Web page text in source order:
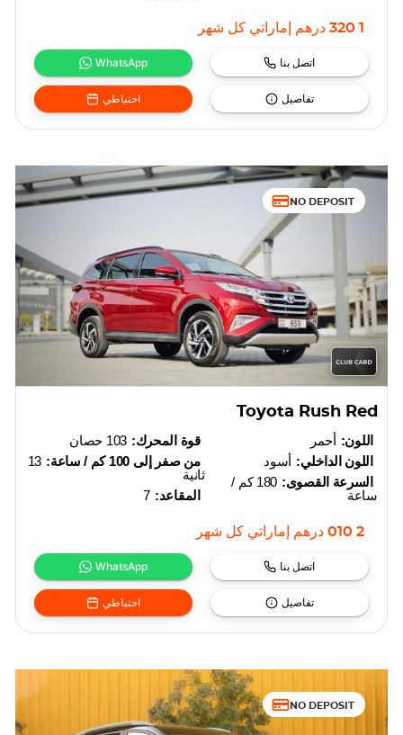
1 320 درهم إماراتي كل شهر
WhatsApp اتصل بنا
احتياطي تفاصيل
NO DEPOSIT
Toyota Rush Red
قوة المحرك: 103 حصان
من صفر إلى 100 كم / ساعة:
13
ثانية
المقاعد: 7
اللون: أحمر
اللون الداخلي: أسود
السرعة القصوى:
180 كم /
ساعة
2 010 درهم إماراتي كل شهر
WhatsApp اتصل بنا
احتياطي تفاصيل
NO DEPOSIT